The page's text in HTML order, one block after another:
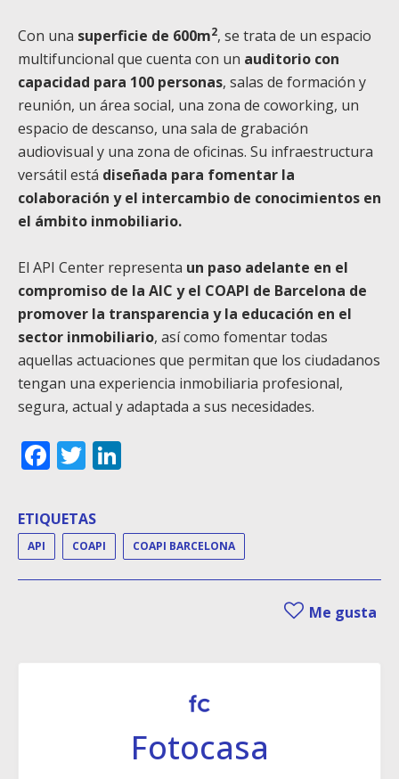
Con una superficie de 600m2, se trata de un espacio
multifuncional que cuenta con un auditorio con
capacidad para 100 personas, salas de formación y
reunión, un área social, una zona de coworking, un
espacio de descanso, una sala de grabación
audiovisual y una zona de oficinas. Su infraestructura
versátil está diseñada para fomentar la
colaboración y el intercambio de conocimientos en
el ámbito inmobiliario.
El API Center representa un paso adelante en el
compromiso de la AIC y el COAPI de Barcelona de
promover la transparencia y la educación en el
sector inmobiliario, así como fomentar todas
aquellas actuaciones que permitan que los ciudadanos
tengan una experiencia inmobiliaria profesional,
segura, actual y adaptada a sus necesidades.
Facebook
Twitter
ETIQUETAS
API COAPI COAPI BARCELONA
Me gusta
Fotocasa